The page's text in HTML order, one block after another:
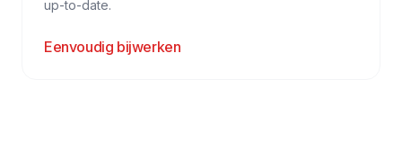
up-to-date.
Eenvoudig bijwerken